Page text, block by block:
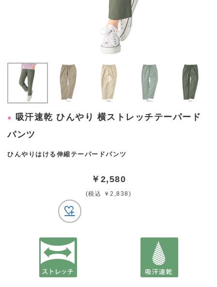
吸汗速乾 ひんやり 横ストレッチテーパード
パンツ
ひんやりはける伸縮テーパードパンツ
￥2,580
(税込 ￥2,838)